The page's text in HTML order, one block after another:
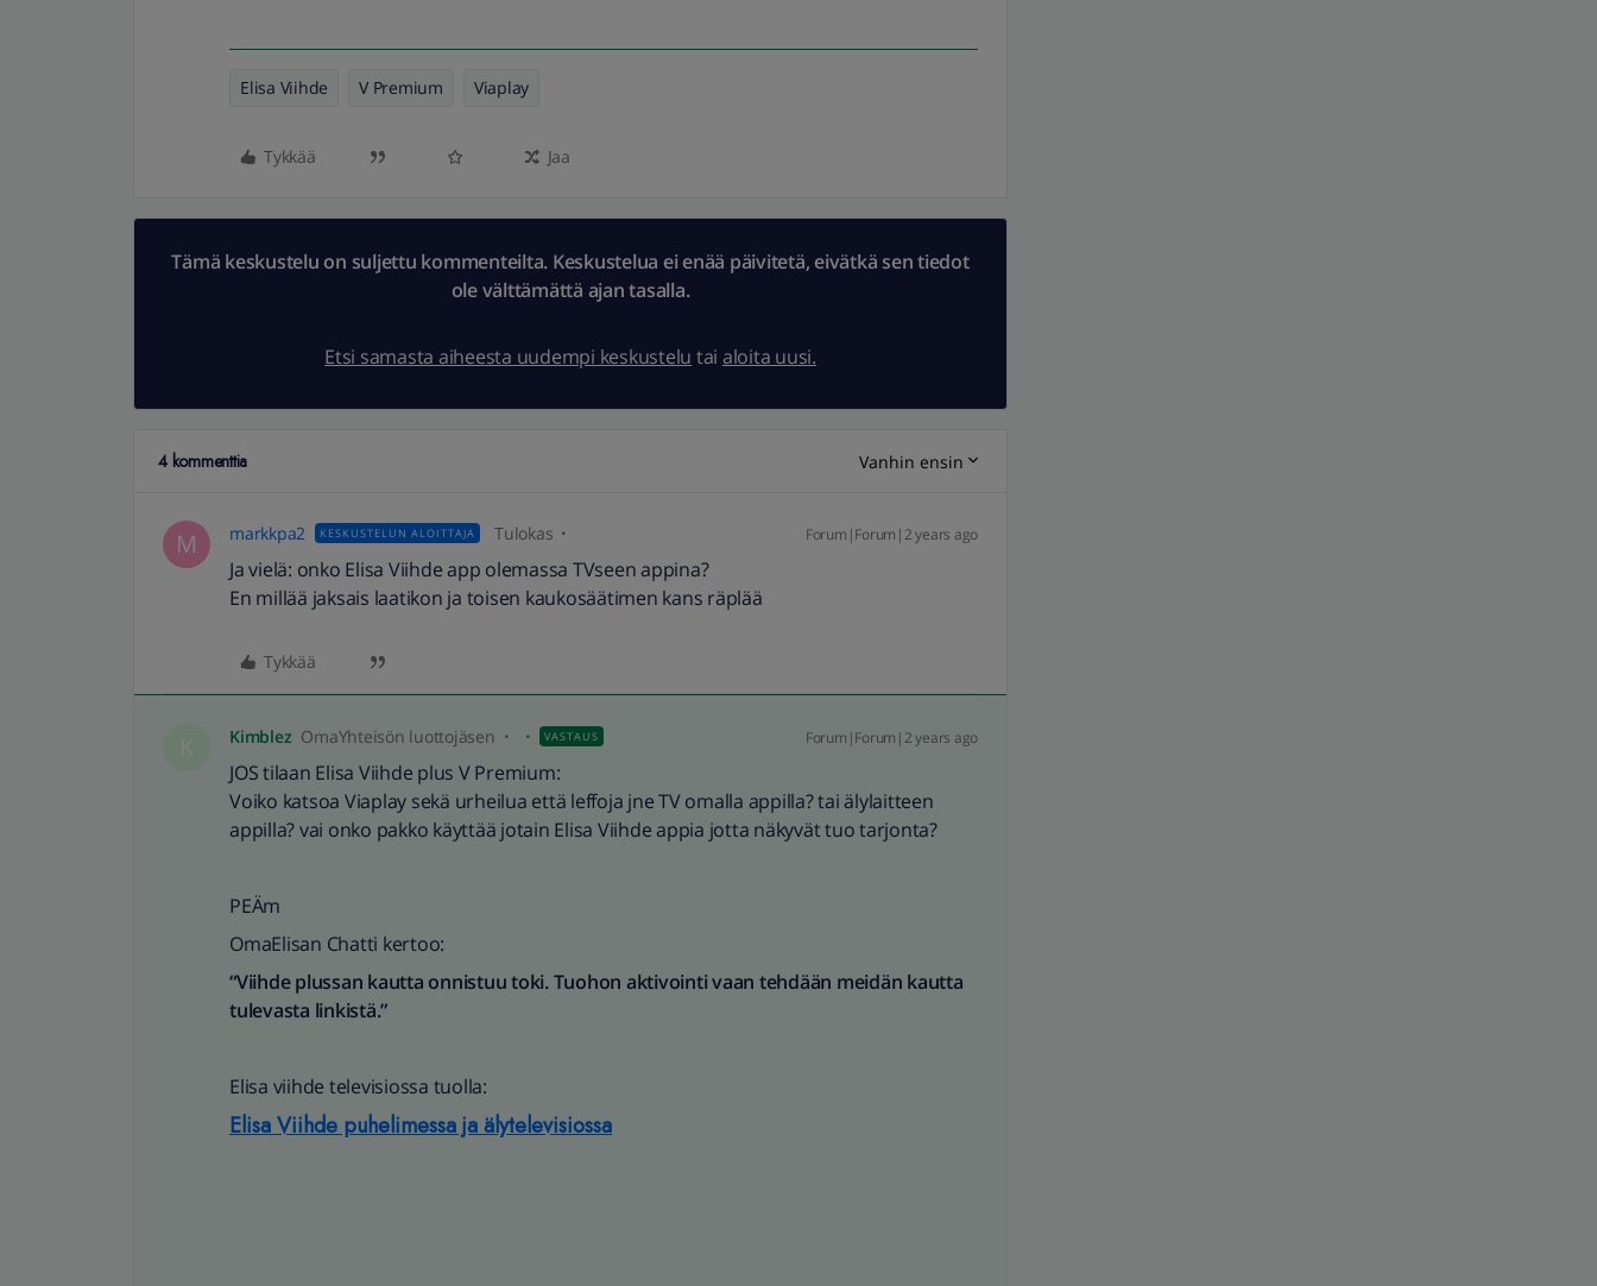
Elisa Viihde V Premium Viaplay
Tykkää Jaa
Tämä keskustelu on suljettu kommenteilta. Keskustelua ei enää päivitetä, eivätkä sen tiedot
ole välttämättä ajan tasalla.
Etsi samasta aiheesta uudempi keskustelu tai aloita uusi.
4 kommenttia Vanhin ensin
M markkpa2 KESKUSTELUN ALOITTAJA Tulokas Forum|Forum|2 years ago
Ja vielä: onko Elisa Viihde app olemassa TVseen appina?
En millää jaksais laatikon ja toisen kaukosäätimen kans räplää
Tykkää
Kimblez OmaYhteisön luottojäsen VASTAUS Forum|Forum|2 years ago
JOS tilaan Elisa Viihde plus V Premium:
Voiko katsoa Viaplay sekä urheilua että leffoja jne TV omalla appilla? tai älylaitteen
appilla? vai onko pakko käyttää jotain Elisa Viihde appia jotta näkyvät tuo tarjonta?
PEÄm
OmaElisan Chatti kertoo:
“Viihde plussan kautta onnistuu toki. Tuohon aktivointi vaan tehdään meidän kautta
tulevasta linkistä.”
Elisa viihde televisiossa tuolla:
Elisa Viihde puhelimessa ja älytelevisiossa